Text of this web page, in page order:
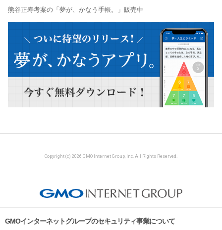
熊谷正寿考案の「夢が、かなう手帳。」販売中
Copyright (c) 2026 GMO Internet Group, Inc. All Rights Reserved.
GMOインターネットグループのセキュリティ事業について